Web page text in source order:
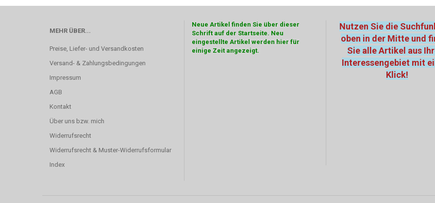
MEHR ÜBER...
Preise, Liefer- und Versandkosten
Versand- & Zahlungsbedingungen
Impressum
AGB
Kontakt
Über uns bzw. mich
Widerrufsrecht
Widerrufsrecht & Muster-Widerrufsformular
Index
Neue Artikel finden Sie über dieser
Schrift auf der Startseite. Neu
eingestellte Artikel werden hier für
einige Zeit angezeigt.
Nutzen Sie die
oben in der Mitte und
Sie alle Artikel aus
Interessengebiet mit
Klick!